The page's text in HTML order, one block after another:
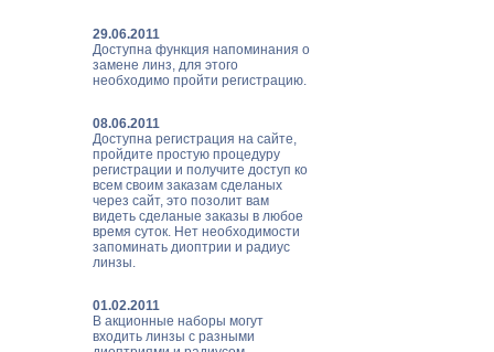
29.06.2011
Доступна функция напоминания о
замене линз, для этого
необходимо пройти регистрацию.
08.06.2011
Доступна регистрация на сайте,
пройдите простую процедуру
регистрации и получите доступ ко
всем своим заказам сделаных
через сайт, это позолит вам
видеть сделаные заказы в любое
время суток. Нет необходимости
запоминать диоптрии и радиус
линзы.
01.02.2011
В акционные наборы могут
входить линзы с разными